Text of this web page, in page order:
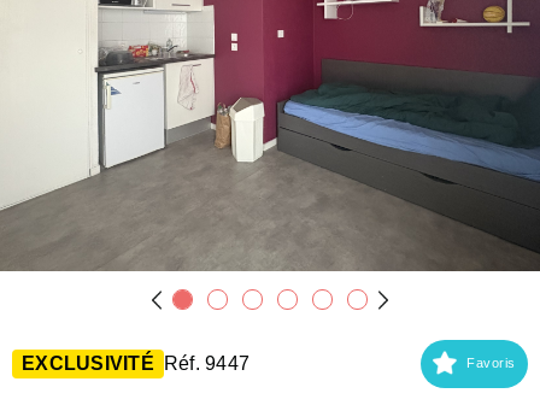
EXCLUSIVITÉ Réf. 9447 Favoris